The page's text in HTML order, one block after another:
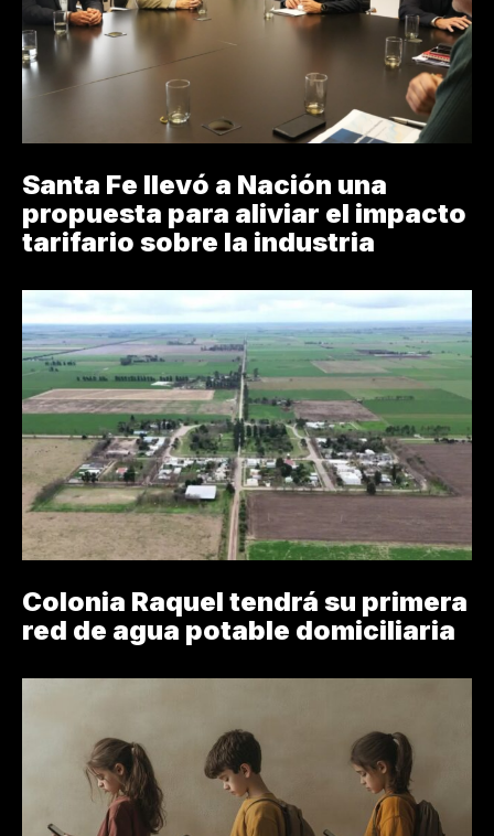
Santa Fe llevó a Nación una
propuesta para aliviar el impacto
tarifario sobre la industria
Colonia Raquel tendrá su primera
red de agua potable domiciliaria